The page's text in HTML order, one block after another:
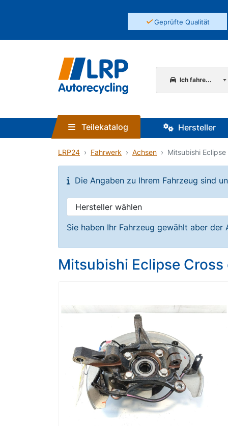
✓Geprüfte Qualität
Ich fahre...
Teilekatalog Hersteller
LRP24 Fahrwerk Achsen Mitsubishi
Die Angaben zu Ihrem Fahrzeug sind
Sie haben Ihr Fahrzeug gewählt aber
Mitsubishi Eclipse